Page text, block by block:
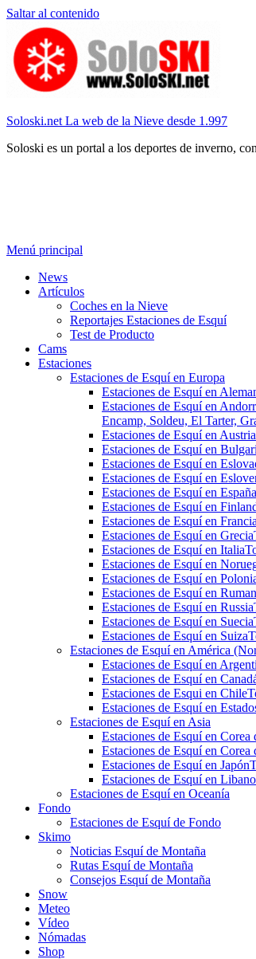
Saltar al contenido
Soloski.net La web de la Nieve desde 1.997
Soloski es un portal a los deportes de inverno,
Menú principal
News
Artículos
Coches en la Nieve
Reportajes Estaciones de Esquí
Test de Producto
Cams
Estaciones
Estaciones de Esquí en Europa
Estaciones de Esquí en
Estaciones de Esquí en
Encamp, Soldeu, El Tarter,
Estaciones de Esquí en Austria
Estaciones de Esquí en
Estaciones de Esquí en
Estaciones de Esquí en
Estaciones de Esquí en España
Estaciones de Esquí en
Estaciones de Esquí en Francia
Estaciones de Esquí en Grecia
Estaciones de Esquí en Italia
Estaciones de Esquí en
Estaciones de Esquí en
Estaciones de Esquí en
Estaciones de Esquí en Russia
Estaciones de Esquí en Suecia
Estaciones de Esquí en Suiza
Estaciones de Esquí en América
Estaciones de Esquí en
Estaciones de Esquí en
Estaciones de Esqui en Chile
Estaciones de Esquí en
Estaciones de Esquí en Asia
Estaciones de Esquí en Corea
Estaciones de Esquí en Corea
Estaciones de Esquí en Japón
Estaciones de Esquí en Libano
Estaciones de Esquí en Oceanía
Fondo
Estaciones de Esquí de Fondo
Skimo
Noticias Esquí de Montaña
Rutas Esquí de Montaña
Consejos Esquí de Montaña
Snow
Meteo
Vídeo
Nómadas
Shop